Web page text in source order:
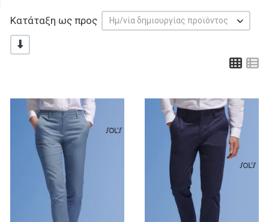
Κατάταξη ως προς Ημ/νία δημιουργίας προϊόντος
-/+
Προσθήκη στα αγαπημένα
Προσθήκη για σύγκριση
Γρήγορη ματιά